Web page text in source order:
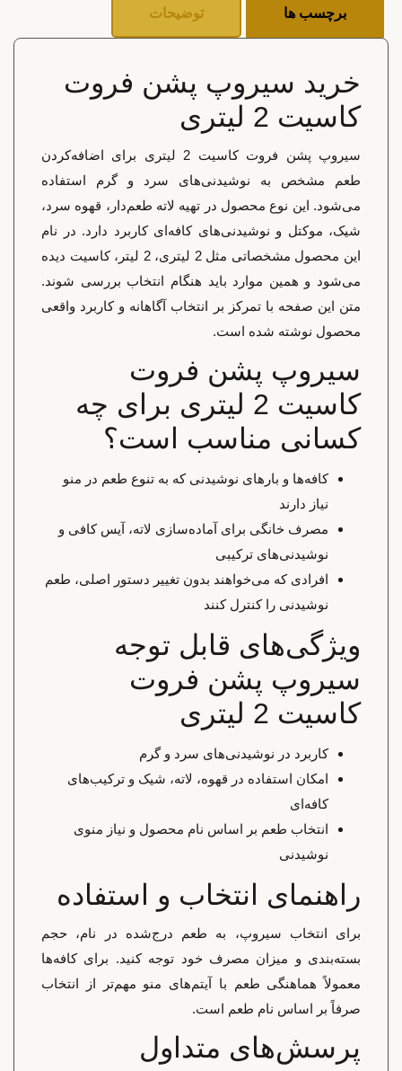
توضیحات برچسب ها
خرید سیروپ پشن فروت
کاسیت 2 لیتری
سیروپ پشن فروت کاسیت 2 لیتری برای اضافه‌کردن
طعم مشخص به نوشیدنی‌های سرد و گرم استفاده
می‌شود. این نوع محصول در تهیه لاته طعم‌دار، قهوه سرد،
شیک، موکتل و نوشیدنی‌های کافه‌ای کاربرد دارد. در نام
این محصول مشخصاتی مثل 2 لیتری، 2 لیتر، کاسیت دیده
می‌شود و همین موارد باید هنگام انتخاب بررسی شوند.
متن این صفحه با تمرکز بر انتخاب آگاهانه و کاربرد واقعی
محصول نوشته شده است.
سیروپ پشن فروت
کاسیت 2 لیتری برای چه
کسانی مناسب است؟
کافه‌ها و بارهای نوشیدنی که به تنوع طعم در منو
نیاز دارند
مصرف خانگی برای آماده‌سازی لاته، آیس کافی و
نوشیدنی‌های ترکیبی
افرادی که می‌خواهند بدون تغییر دستور اصلی، طعم
نوشیدنی را کنترل کنند
ویژگی‌های قابل توجه
سیروپ پشن فروت
کاسیت 2 لیتری
کاربرد در نوشیدنی‌های سرد و گرم
امکان استفاده در قهوه، لاته، شیک و ترکیب‌های
کافه‌ای
انتخاب طعم بر اساس نام محصول و نیاز منوی
نوشیدنی
راهنمای انتخاب و استفاده
برای انتخاب سیروپ، به طعم درج‌شده در نام، حجم
بسته‌بندی و میزان مصرف خود توجه کنید. برای کافه‌ها
معمولاً هماهنگی طعم با آیتم‌های منو مهم‌تر از انتخاب
صرفاً بر اساس نام طعم است.
پرسش‌های متداول